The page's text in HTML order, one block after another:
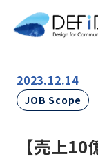
2023.12.14
JOB Scope
【売上